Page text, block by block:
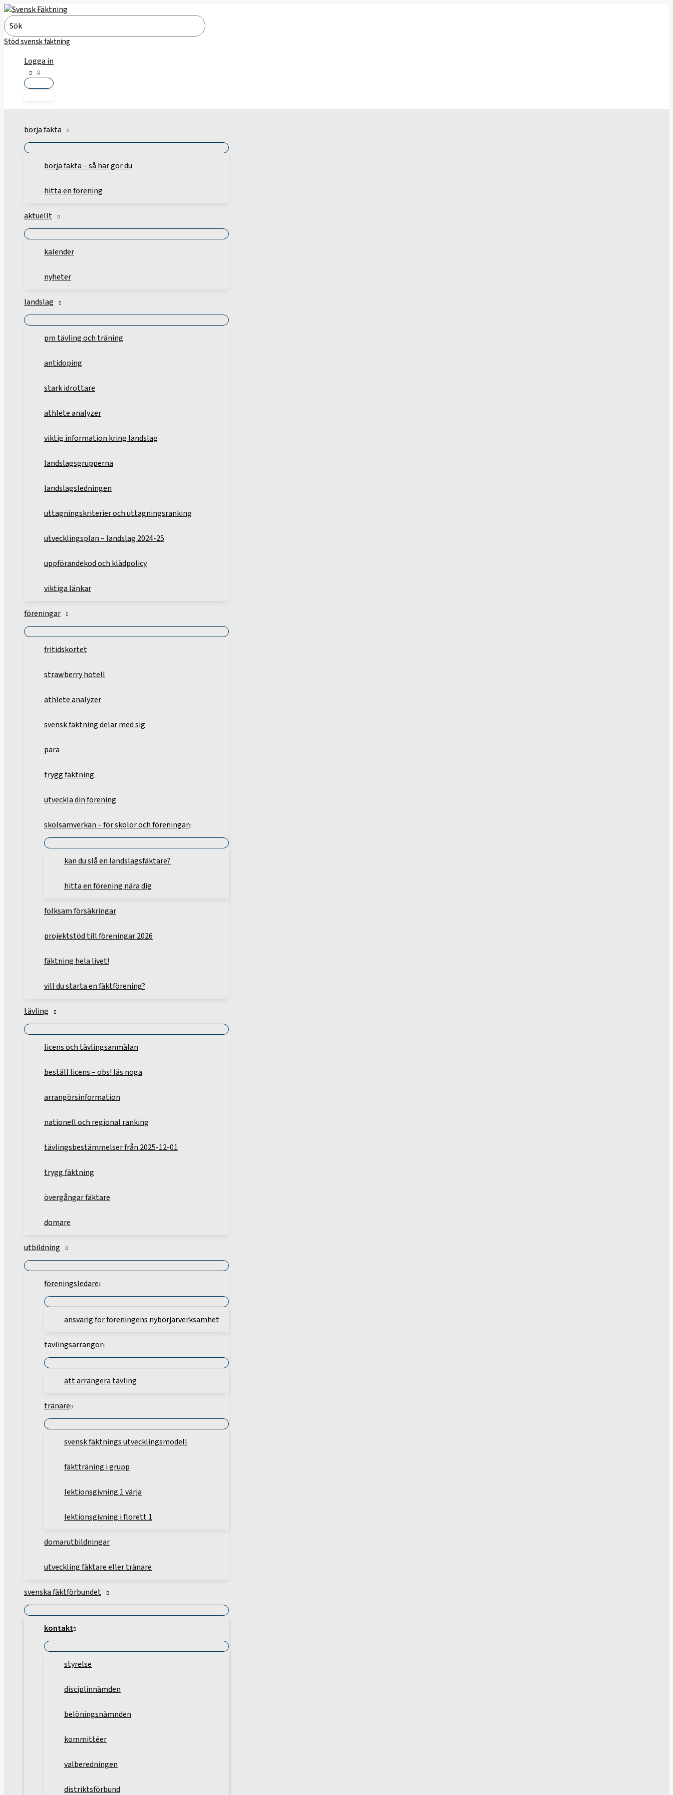
Hoppa
till
innehåll
Search
for:
Stöd svensk fäktning
Logga in
börja fäkta
börja fäkta – så här gör du
hitta en förening
aktuellt
kalender
nyheter
landslag
pm tävling och träning
antidoping
stark idrottare
athlete analyzer
viktig information kring landslag
landslagsgrupperna
landslagsledningen
uttagningskriterier och uttagningsranking
utvecklingsplan – landslag 2024-25
uppförandekod och klädpolicy
viktiga länkar
föreningar
fritidskortet
strawberry hotell
athlete analyzer
svensk fäktning delar med sig
para
trygg fäktning
utveckla din förening
skolsamverkan – för skolor och föreningar
kan du slå en landslagsfäktare?
hitta en förening nära dig
folksam försäkringar
projektstöd till föreningar 2026
fäktning hela livet!
vill du starta en fäktförening?
tävling
licens och tävlingsanmälan
beställ licens – obs! läs noga
arrangörsinformation
nationell och regional ranking
tävlingsbestämmelser från 2025-12-01
trygg fäktning
övergångar fäktare
domare
utbildning
föreningsledare
ansvarig för föreningens nybörjarverksamhet
tävlingsarrangör
att arrangera tävling
tränare
svensk fäktnings utvecklingsmodell
fäktträning i grupp
lektionsgivning 1 värja
lektionsgivning i florett 1
domarutbildningar
utveckling fäktare eller tränare
svenska fäktförbundet
kontakt
styrelse
disciplinnämden
belöningsnämnden
kommittéer
valberedningen
distriktsförbund